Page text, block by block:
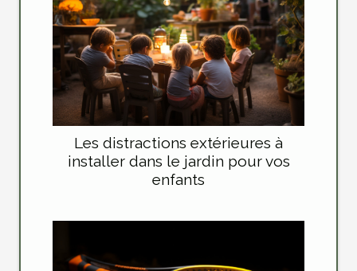
Les distractions extérieures à
installer dans le jardin pour vos
enfants